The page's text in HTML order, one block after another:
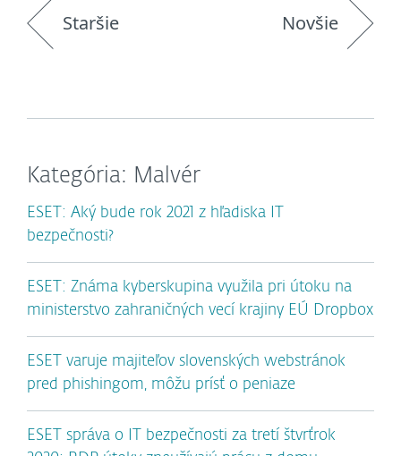
Staršie Novšie
Kategória: Malvér
ESET: Aký bude rok 2021 z hľadiska IT
bezpečnosti?
ESET: Známa kyberskupina využila pri útoku na
ministerstvo zahraničných vecí krajiny EÚ Dropbox
ESET varuje majiteľov slovenských webstránok
pred phishingom, môžu prísť o peniaze
ESET správa o IT bezpečnosti za tretí štvrťrok